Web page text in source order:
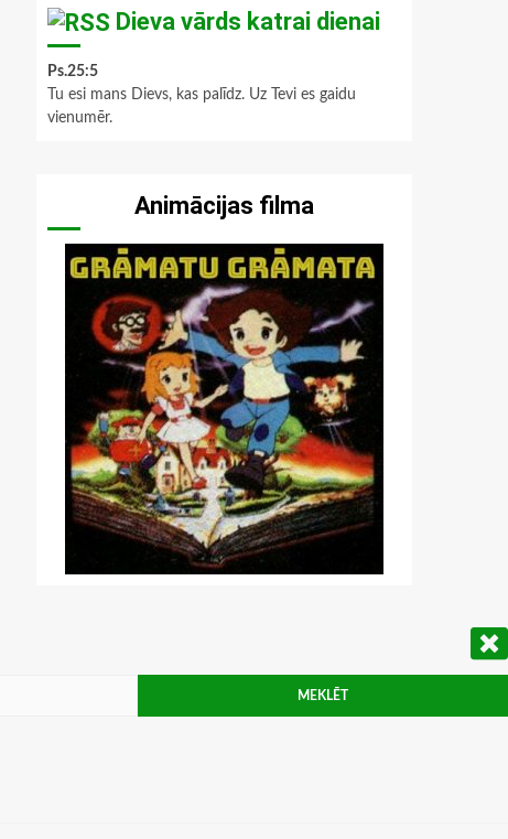
Dieva vārds katrai dienai
Ps.25:5
Tu esi mans Dievs, kas palīdz. Uz Tevi es gaidu
vienumēr.
Animācijas filma